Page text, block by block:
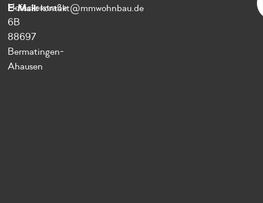
E-Mail:kontakt@mmwohnbau.de
Hofäckerstraße
6B
88697
Bermatingen-
Ahausen